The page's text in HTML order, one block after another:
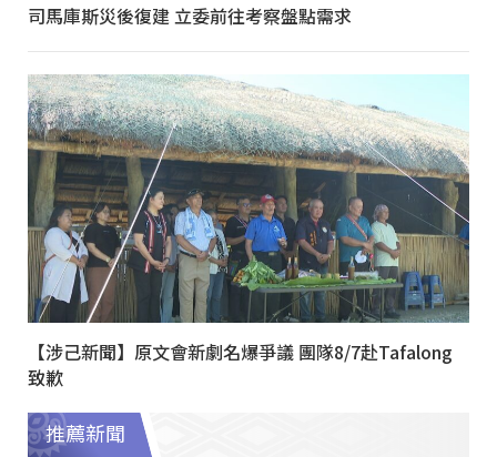
司馬庫斯災後復建 立委前往考察盤點需求
【涉己新聞】原文會新劇名爆爭議 團隊8/7赴Tafalong
致歉
推薦新聞